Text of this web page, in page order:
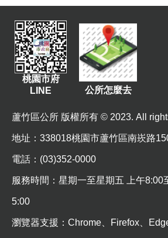
桃園市府
LINE
公所怎麼去
蘆竹區公所 版權所有 © 2023. All
地址 ：338018桃園市蘆竹區南崁路
電話：(03)352-0000
服務時間：星期一至星期五 上午8:00
5:00
瀏覽器支援：Chrome、Firefox、